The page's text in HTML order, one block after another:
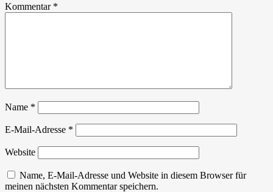
Kommentar *
Name *
E-Mail-Adresse *
Website
Name, E-Mail-Adresse und Website in diesem Browser für
meinen nächsten Kommentar speichern.